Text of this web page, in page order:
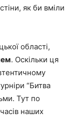
як би вміли
області,
. Оскільки ця
“Битва
Тут по
наших